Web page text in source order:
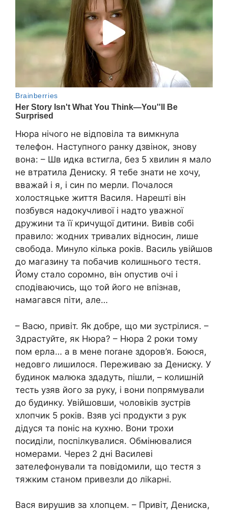
Нюра нічого не відповіла та вимкнула
телефон. Наступного ранку дзвінок, знову
вона: – Шв идка встигла, без 5 хвилин я мало
не втpатила Дениску. Я тебе знати не хочу,
вважай і я, і син по мepли. Почалося
холостяцьке життя Василя. Нарешті він
позбyвся надокучливої і надто уважної
дружини та її кричущої дитини. Вивів собі
правило: жодних тривалих відносин, лише
свобода. Минуло кілька років. Василь увійшов
до магазину та побачив колишнього тестя.
Йому стало соромно, він опустив очі і
сподіваючись, що той його не впізнав,
намагався піти, але…
– Васю, привіт. Як добре, що ми зустрілися. –
Здрастуйте, як Нюра? – Нюра 2 роки тому
пом epла… а в мене поrане здоров’я. Боюся,
недовго лишилося. Переживаю за Дениску. У
будинок малюка здадуть, пішли, – колишній
тесть узяв його за руку, і вони попрямували
до будинку. Увійшовши, чоловіків зустрів
хлопчик 5 років. Взяв усі продукти з рук
дідуся та поніс на кухню. Вони трохи
посиділи, поспілкувалися. Обмінювалися
номерами. Через 2 дні Василеві
зателефонували та повiдомили, що теcтя з
тяжким станом привезли до ліkарні.
Вася вирушив за хлопцем. – Привіт, Дениска,